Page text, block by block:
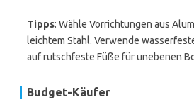
Tipps: Wähle Vorrichtungen aus
leichtem Stahl. Verwende
auf rutschfeste Füße für unebenen
Budget-Käufer